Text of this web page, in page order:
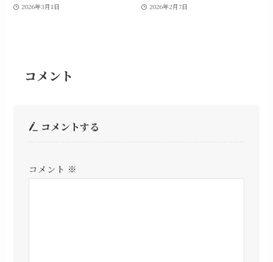
2026年3月1日 2026年2月7日
コメント
コメントする
コメント ※